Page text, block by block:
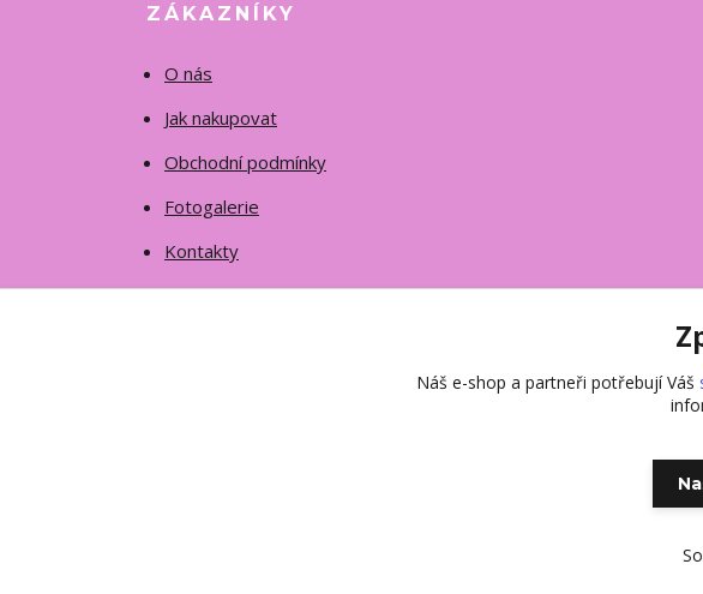
ZÁKAZNÍKY
O nás
Jak nakupovat
Obchodní podmínky
Fotogalerie
Kontakty
Náš e-shop a partneři potřebují Váš